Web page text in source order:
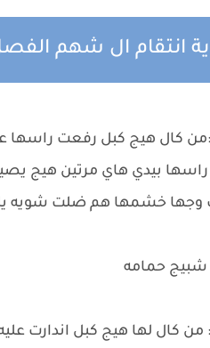
انتقام ال شهم
كال هيج كبل رفعت راسها
بيدي هاي مرتين هيج
خشمها هم ضلت شويه يله
حمامه
كال لها هيج كبل اندارت